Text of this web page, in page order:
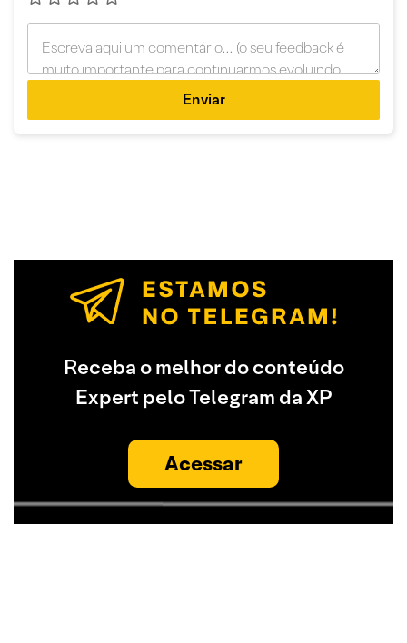
Enviar
Receba o melhor do conteúdo
Expert pelo Telegram da XP
Acessar